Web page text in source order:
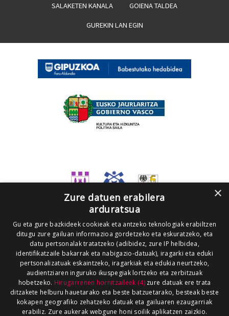
SALAKETEN KANALA GOIENA TALDEA
GUREKIN LAN EGIN
×
Zure datuen erabilera
arduratsua
Gu eta gure bazkideek cookieak eta antzeko teknologiak erabiltzen
ditugu zure gailuan informazioa gordetzeko eta eskuratzeko, eta
datu pertsonalak tratatzeko (adibidez, zure IP helbidea,
identifikatzaile bakarrak eta nabigazio-datuak), iragarki eta eduki
pertsonalizatuak eskaintzeko, iragarkiak eta edukia neurtzeko,
audientziaren inguruko ikuspegiak lortzeko eta zerbitzuak
hobetzeko. Hirugarrenen hornitzaileek (4)zure datuak ere trata
ditzakete helburu hauetarako eta beste batzuetarako, besteak beste
kokapen geografiko zehatzeko datuak eta gailuaren ezaugarriak
erabiliz. Zure aukerak webgune honi soilik aplikatzen zaizkio.